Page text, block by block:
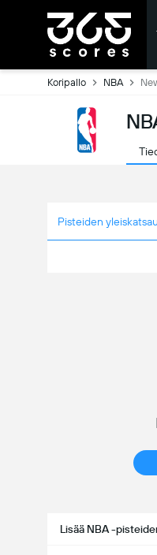
Koripallo NBA
Pisteiden
Lisää NBA -